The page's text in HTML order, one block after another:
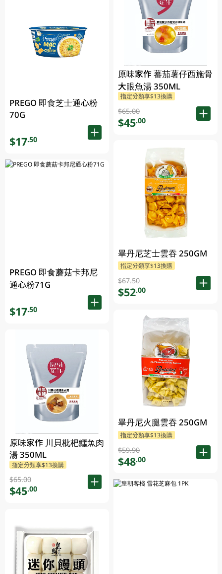
PREGO 即食芝士通心粉
70G
$17.50
PREGO 即食蘑菇卡邦尼
通心粉71G
$17.50
原味家作 川貝枇杷鱷魚肉
湯 350ML
指定分類享$13換購
$65.00
$45.00
原味家作 蕃茄薯仔西施骨
大眼魚湯 350ML
指定分類享$13換購
$65.00
$45.00
畢丹尼芝士雲吞 250GM
指定分類享$13換購
$67.50
$52.00
畢丹尼火腿雲吞 250GM
指定分類享$13換購
$59.90
$48.00